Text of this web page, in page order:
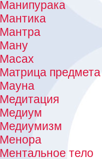
Манипурака
Мантика
Мантра
Ману
Масах
Матрица предмета
Мауна
Медитация
Медиум
Медиумизм
Менора
Ментальное тело